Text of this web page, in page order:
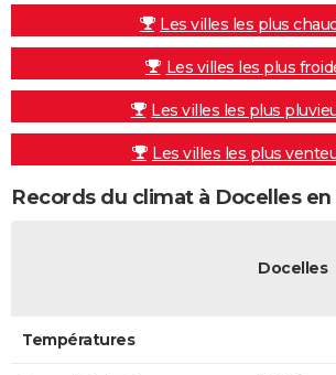
Les villes les plus
Les villes les plus
Les villes les plus
Les villes les plus
Records du climat à Docelles en
Docelles
Températures